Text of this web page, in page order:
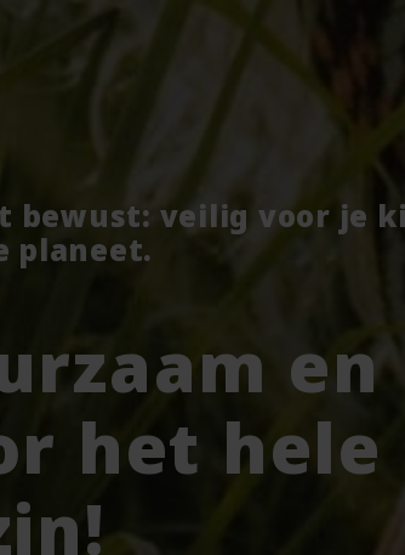
bewust: veilig voor je
planeet.
en
het hele